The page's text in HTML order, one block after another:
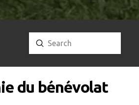
Search
Submit
du bénévolat